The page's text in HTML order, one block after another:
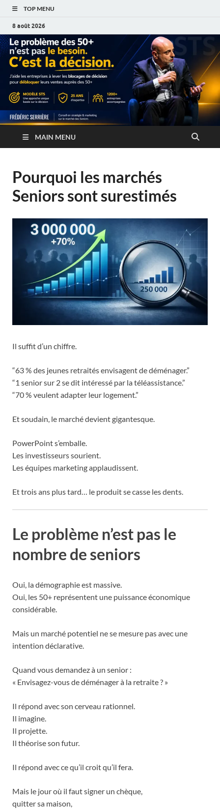
TOP MENU
8 août 2026
MAIN MENU
Pourquoi les marchés
Seniors sont surestimés
Il suffit d’un chiffre.
“63 % des jeunes retraités envisagent de déménager.”
“1 senior sur 2 se dit intéressé par la téléassistance.”
“70 % veulent adapter leur logement.”
Et soudain, le marché devient gigantesque.
PowerPoint s’emballe.
Les investisseurs sourient.
Les équipes marketing applaudissent.
Et trois ans plus tard… le produit se casse les dents.
Le problème n’est pas le
nombre de seniors
Oui, la démographie est massive.
Oui, les 50+ représentent une puissance économique
considérable.
Mais un marché potentiel ne se mesure pas avec une
intention déclarative.
Quand vous demandez à un senior :
« Envisagez-vous de déménager à la retraite ? »
Il répond avec son cerveau rationnel.
Il imagine.
Il projette.
Il théorise son futur.
Il répond avec ce qu’il croit qu’il fera.
Mais le jour où il faut signer un chèque,
quitter sa maison,